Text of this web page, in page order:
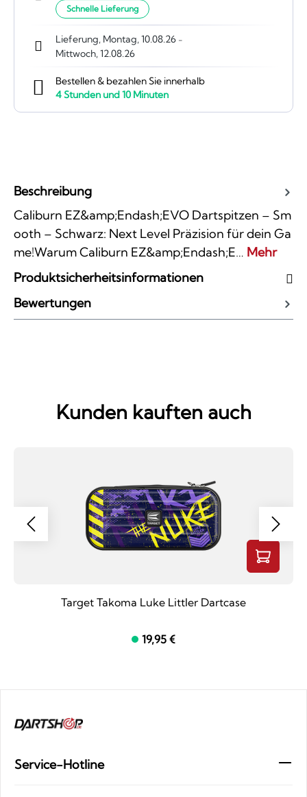
Schnelle Lieferung
Lieferung, Montag, 10.08.26 -
Mittwoch, 12.08.26
Bestellen & bezahlen Sie innerhalb
4Stunden und10 Minuten
Beschreibung
Caliburn EZ&amp;Endash;EVO Dartspitzen – Sm
ooth – Schwarz: Next Level Präzision für dein Ga
me!Warum Caliburn EZ&amp;Endash;E… Mehr
Produktsicherheitsinformationen
Bewertungen
Kunden kauften auch
Target Takoma Luke Littler Dartcase
19,95 €
Service-Hotline